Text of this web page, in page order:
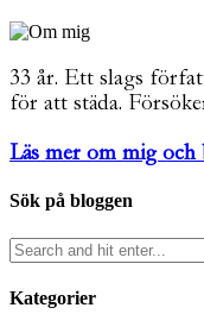
33 år. Ett slags
för att städa.
Läs mer om mig och
Sök på bloggen
Kategorier